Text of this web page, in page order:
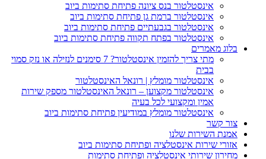
אינסטלטור בנס ציונה פתיחת סתימות ביוב
אינסטלטור ברמת גן פתיחת סתימות ביוב
אינסטלטור בגבעתיים פתיחת סתימות ביוב
אינסטלטור בפתח תקווה פתיחת סתימות ביוב
מאמרים
מתי צריך להזמין אינסטלטור? 7 סימנים לנזילה או נזק סמוי
אינסטלטור מומלץ | רונאל האינסטלטור
אינסטלטור מקצוען – רונאל האינסטלטור מספק שירות
אמין ומקצועי לכל בעיה
אינסטלטור מומלץ במודיעין פתיחת סתימות ביוב
קשר
השירות שלנו
שירות אינסטלציה ופתיחת סתימות ביוב
שירותי אינסטלציה ופתיחת סתימות